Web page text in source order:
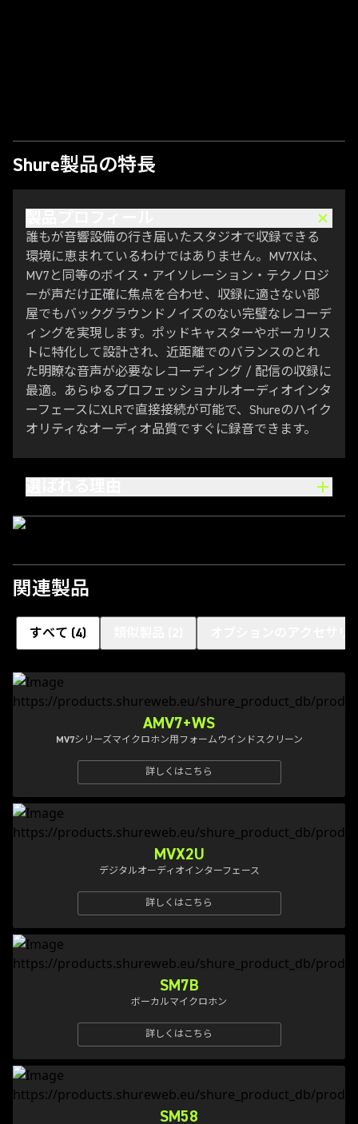
Shure製品の特長
誰もが音響設備の行き届いたスタジオで収録できる
環境に恵まれているわけではありません。MV7Xは、
MV7と同等のボイス・アイソレーション・テクノロジ
ーが声だけ正確に焦点を合わせ、収録に適さない部
屋でもバックグラウンドノイズのない完璧なレコーデ
ィングを実現します。ポッドキャスターやボーカリス
トに特化して設計され、近距離でのバランスのとれ
た明瞭な音声が必要なレコーディング / 配信の収録に
最適。あらゆるプロフェッショナルオーディオインタ
ーフェースにXLRで直接接続が可能で、Shureのハイク
オリティなオーディオ品質ですぐに録音できます。
関連製品
すべて (4)
AMV7+WS
MV7シリーズマイクロホン用フォームウインドスクリーン
詳しくはこちら
MVX2U
デジタルオーディオインターフェース
詳しくはこちら
SM7B
ボーカルマイクロホン
詳しくはこちら
SM58